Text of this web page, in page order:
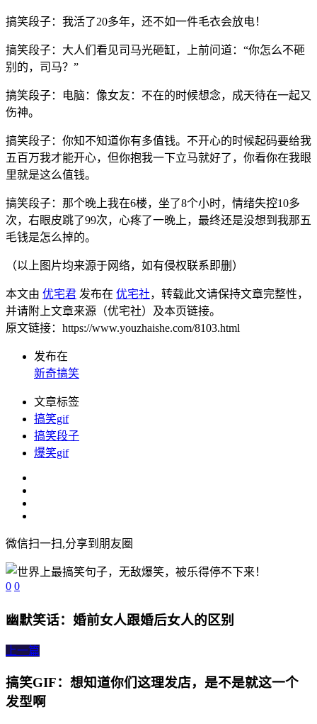
搞笑段子：我活了20多年，还不如一件毛衣会放电！
搞笑段子：大人们看见司马光砸缸，上前问道：“你怎么不砸
别的，司马？”
搞笑段子：电脑：像女友：不在的时候想念，成天待在一起又
伤神。
搞笑段子：你知不知道你有多值钱。不开心的时候起码要给我
五百万我才能开心，但你抱我一下立马就好了，你看你在我眼
里就是这么值钱。
搞笑段子：那个晚上我在6楼，坐了8个小时，情绪失控10多
次，右眼皮跳了99次，心疼了一晚上，最终还是没想到我那五
毛钱是怎么掉的。
（以上图片均来源于网络，如有侵权联系即删）
本文由 优宅君 发布在 优宅社，转载此文请保持文章完整性，
并请附上文章来源（优宅社）及本页链接。
原文链接：https://www.youzhaishe.com/8103.html
发布在
新奇搞笑
文章标签
搞笑gif
搞笑段子
爆笑gif
微信扫一扫,分享到朋友圈
0 0
幽默笑话：婚前女人跟婚后女人的区别
上一篇
搞笑GIF：想知道你们这理发店，是不是就这一个
发型啊